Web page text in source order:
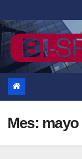
al
contenido
Mes: mayo